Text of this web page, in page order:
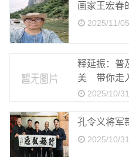
画家王宏春
2025/11/05
释延振：
美 带你走
2025/10/31
孔令义将军
2025/10/31